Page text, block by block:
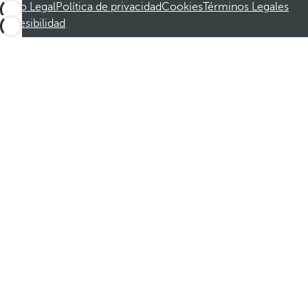
Aviso LegalPolítica de privacidadCookiesTérminos Legales
Accesibilidad